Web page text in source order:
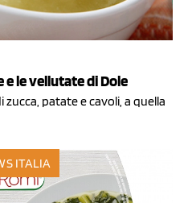
e le vellutate di Dole
patate e cavoli, a quella
ITALIA